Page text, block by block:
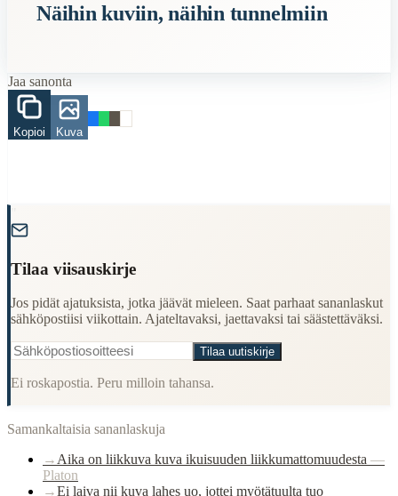
Related Topics
When to Use This Content
Finding Finnish proverbs about specific topics
Period:Traditional folk wisdom
Näihin kuviin, näihin tunnelmiin
Jaa sanonta
Kopioi Kuva
Tilaa viisauskirje
Jos pidät ajatuksista, jotka jäävät mieleen. Saat parhaat sananlaskut
sähköpostiisi viikottain. Ajateltavaksi, jaettavaksi tai säästettäväksi.
Tilaa uutiskirje
Ei roskapostia. Peru milloin tahansa.
Samankaltaisia sananlaskuja
→ Aika on liikkuva kuva ikuisuuden liikkumattomuudesta —
Platon
→Ei laiva nii kuva lahes uo, jottei myötätuulta tuo